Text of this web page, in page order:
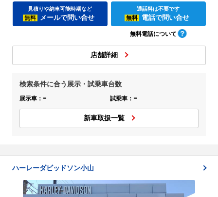
見積りや納車可能時期など
無料 メールで問い合せ
通話料は不要です
無料 電話で問い合せ
無料電話について
店舗詳細
検索条件に合う展示・試乗車台数
展示車： - 試乗車： -
新車取扱一覧
ハーレーダビッドソン小山